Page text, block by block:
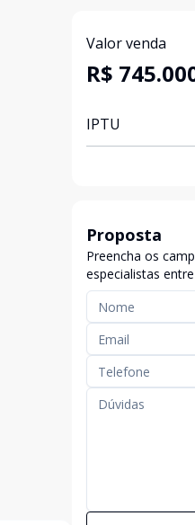
Valor venda
R$
IPTU
Proposta
Preencha os
especialistas